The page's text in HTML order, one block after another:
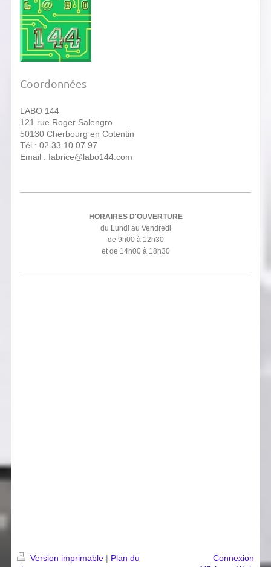
Coordonnées
LABO 144
121 rue Roger Salengro
50130 Cherbourg en Cotentin
Tél : 02 33 10 07 97
Email : fabrice@labo144.com
HORAIRES D'OUVERTURE
du Lundi au Vendredi
de 9h00 à 12h30
et de 14h00 à 18h30
Version imprimable | Plan du
Connexion